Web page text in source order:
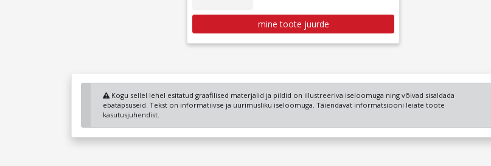
mine toote juurde
Kogu sellel lehel esitatud graafilised materjalid ja pildid on illustreeriva iseloomuga ning võivad sisaldada
ebatäpsuseid. Tekst on informatiivse ja uurimusliku iseloomuga. Täiendavat informatsiooni leiate toote
kasutusjuhendist.